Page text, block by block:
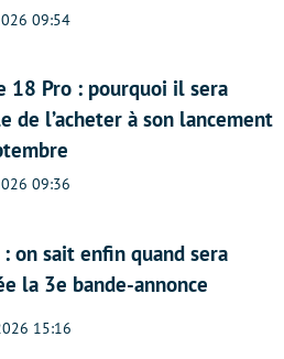
09:54
18 Pro : pourquoi il sera
de l’acheter à son lancement
09:36
: on sait enfin quand sera
la 3e bande-annonce
15:16